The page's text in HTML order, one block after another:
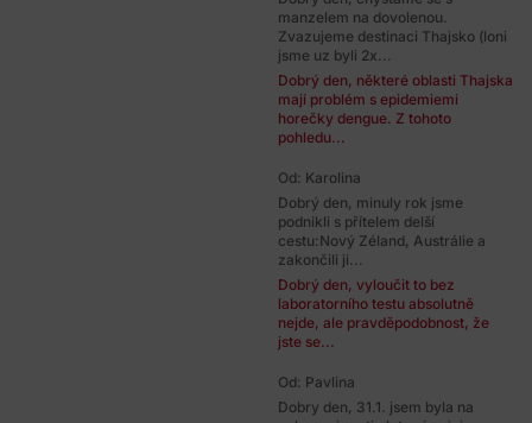
manzelem na dovolenou.
Zvazujeme destinaci Thajsko (loni
jsme uz byli 2x...
Dobrý den, některé oblasti Thajska
mají problém s epidemiemi
horečky dengue. Z tohoto
pohledu...
Od: Karolina
Dobrý den, minuly rok jsme
podnikli s přítelem delší
cestu:Nový Zéland, Austrálie a
zakončili ji...
Dobrý den, vyloučit to bez
laboratorního testu absolutně
nejde, ale pravděpodobnost, že
jste se...
Od: Pavlina
Dobry den, 31.1. jsem byla na